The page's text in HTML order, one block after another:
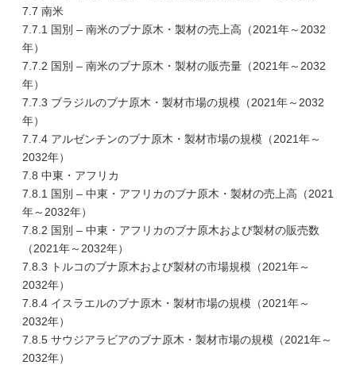
7.7 南米
7.7.1 国別 – 南米のブナ原木・製材の売上高（2021年～2032
年）
7.7.2 国別 – 南米のブナ原木・製材の販売量（2021年～2032
年）
7.7.3 ブラジルのブナ原木・製材市場の規模（2021年～2032
年）
7.7.4 アルゼンチンのブナ原木・製材市場の規模（2021年～
2032年）
7.8 中東・アフリカ
7.8.1 国別 – 中東・アフリカのブナ原木・製材の売上高（2021
年～2032年）
7.8.2 国別 – 中東・アフリカのブナ原木および製材の販売数
（2021年～2032年）
7.8.3 トルコのブナ原木および製材の市場規模（2021年～
2032年）
7.8.4 イスラエルのブナ原木・製材市場の規模（2021年～
2032年）
7.8.5 サウジアラビアのブナ原木・製材市場の規模（2021年～
2032年）